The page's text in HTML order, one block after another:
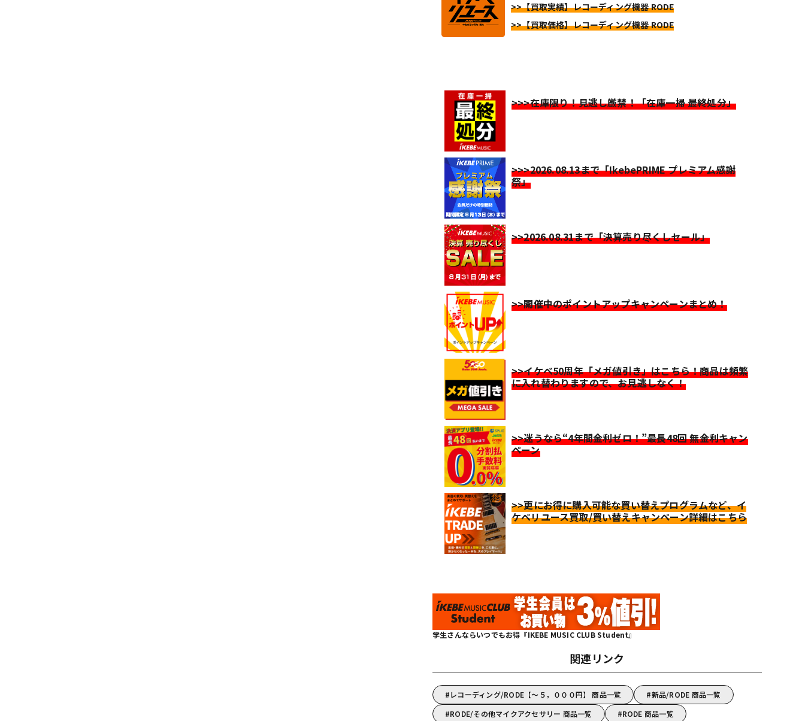
>>【買取実績】レコーディング機器 RODE
>>【買取価格】レコーディング機器 RODE
>>>在庫限り！見逃し厳禁！「在庫一掃 最終処分」
>>>2026.08.13まで「IkebePRIME プレミアム感謝
祭」
>>2026.08.31まで「決算売り尽くしセール」
>>開催中のポイントアップキャンペーンまとめ！
>>イケベ50周年「メガ値引き」はこちら！商品は頻繁
に入れ替わりますので、お見逃しなく！
>>迷うなら“4年間金利ゼロ！”最長48回 無金利キャン
ペーン
>>更にお得に購入可能な買い替えプログラムなど、イ
ケベリユース買取/買い替えキャンペーン詳細はこちら
学生さんならいつでもお得『IKEBE MUSIC CLUB Student』
関連リンク
レコーディング/RODE【～５，０００円】 商品一覧
新品/RODE 商品一覧
RODE/その他マイクアクセサリー 商品一覧
RODE 商品一覧